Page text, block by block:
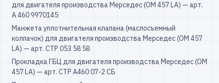
для двигателя производства Мерседес (ОМ 457 LA) — арт.
А 460 9970145
Манжета уплотнительная клапана (маслосъемный
колпачок) для двигателя производства Мерседес (OM 457
LA) — арт. СТР 053 58 58
Прокладка ГБЦ для двигателя производства Мерседес (ОМ
457 LA) — арт. СТР А460 07-2 СБ